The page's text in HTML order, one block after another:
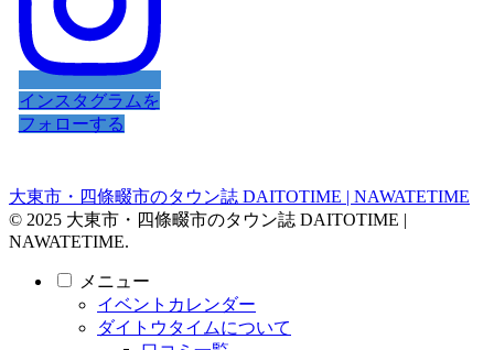
インスタグラムを
フォローする
大東市・四條畷市のタウン誌 DAITOTIME | NAWATETIME
© 2025 大東市・四條畷市のタウン誌 DAITOTIME |
NAWATETIME.
メニュー
イベントカレンダー
ダイトウタイムについて